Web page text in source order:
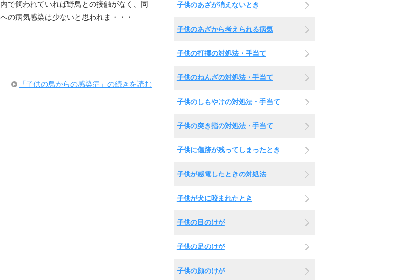
で飼われていれば野鳥との接触がなく、同
の病気感染は少ないと思われま・・・
「子供の鳥からの感染症」の続きを読む
子供のあざが消えないとき
子供のあざから考えられる病気
子供の打撲の対処法・手当て
子供のねんざの対処法・手当て
子供のしもやけの対処法・手当て
子供の突き指の対処法・手当て
子供に傷跡が残ってしまったとき
子供が感電したときの対処法
子供が犬に咬まれたとき
子供の目のけが
子供の足のけが
子供の顔のけが